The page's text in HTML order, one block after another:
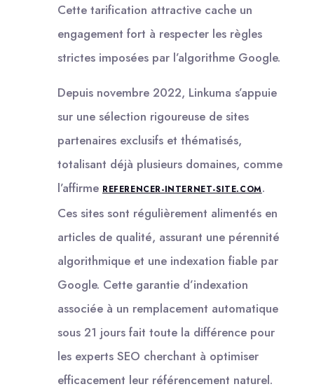
Cette tarification attractive cache un
engagement fort à respecter les règles
strictes imposées par l’algorithme Google.
Depuis novembre 2022, Linkuma s’appuie
sur une sélection rigoureuse de sites
partenaires exclusifs et thématisés,
totalisant déjà plusieurs domaines, comme
l’affirme REFERENCER-INTERNET-SITE.COM.
Ces sites sont régulièrement alimentés en
articles de qualité, assurant une pérennité
algorithmique et une indexation fiable par
Google. Cette garantie d’indexation
associée à un remplacement automatique
sous 21 jours fait toute la différence pour
les experts SEO cherchant à optimiser
efficacement leur référencement naturel.